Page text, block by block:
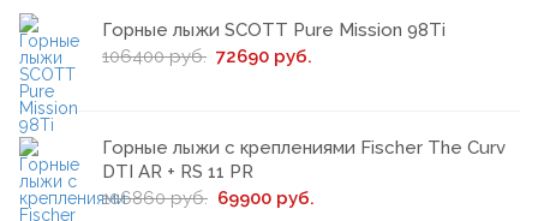
Горные лыжи SCOTT Pure Mission 98Ti
106400 руб. 72690 руб.
Горные лыжи с креплениями Fischer The Curv
DTI AR + RS 11 PR
106860 руб. 69900 руб.